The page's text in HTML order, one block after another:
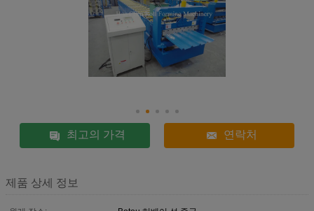
최고의 가격 연락처
제품 상세 정보